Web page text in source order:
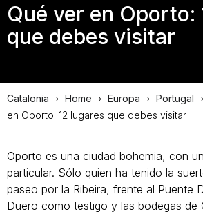
Qué ver en Oporto:
que debes visitar
Catalonia › Home › Europa › Portugal ›
en Oporto: 12 lugares que debes visitar
Oporto es una ciudad bohemia, con
particular. Sólo quien ha tenido la
paseo por la Ribeira, frente al Puente
Duero como testigo y las bodegas de